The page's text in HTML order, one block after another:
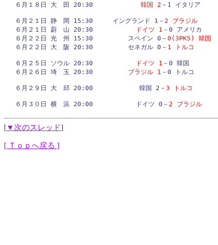
６月１８日 大　田 20:30 韓国 2 －1 イタリア
６月２１日 静　岡 15:30     イングランド 1－ 2 ブラジル
６月２１日 蔚　山 20:30
ドイツ 1 －0 アメリカ
６月２２日 光　州 15:30         スペイン 0－ 0(3PK5) 韓国
６月２２日 大　阪 20:30         セネガル 0－ 1 トルコ
６月２５日 ソウル 20:30 ドイツ 1 －0 韓国
６月２６日 埼　玉 20:30 ブラジル 1 －0 トルコ
６月２９日 大　邱 20:00       　　　韓国 2－ 3 トルコ
６月３０日 横　浜 20:00           ドイツ 0－ 2 ブラジル
[▼次のスレッド]
[ Ｔｏｐへ戻る ]